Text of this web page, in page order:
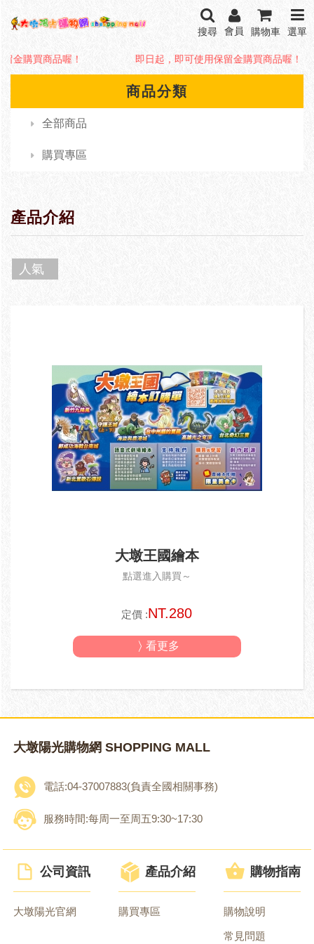
搜尋 會員 購物車 選單
金購買商品喔！ 即日起，即可使用保留金購買商品喔！
商品分類
全部商品
購買專區
產品介紹
人氣
大墩王國繪本
點選進入購買～
定價 :NT.280
看更多
大墩陽光購物網 SHOPPING MALL
電話:04-37007883(負責全國相關事務)
服務時間:每周一至周五9:30~17:30
公司資訊
大墩陽光官網
產品介紹
購買專區
購物指南
購物說明
常見問題